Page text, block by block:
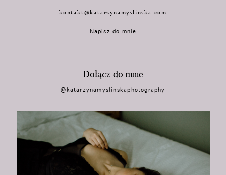
kontakt@katarzynamyslinska.com
Napisz do mnie
Dołącz do mnie
@katarzynamyslinskaphotography